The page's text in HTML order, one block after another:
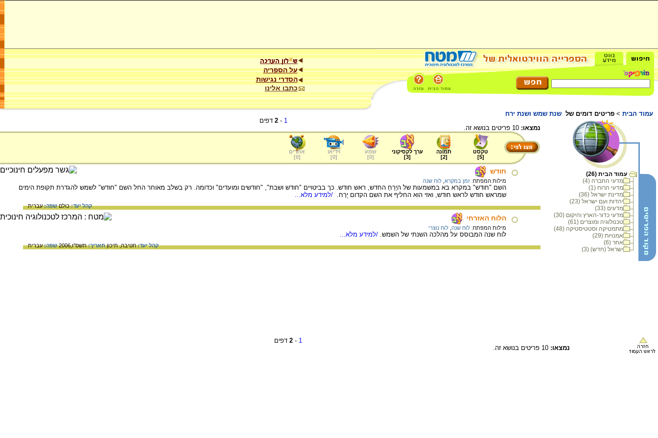
על הספריה
הסדרי נגישות
כתבו אלינו
עמוד הבית > פריטים דומים של שנת שמש ושנת ירח
עמוד הבית (26)
מדעי החברה (4)
מדעי הרוח (1)
מדינת ישראל (36)
יהדות ועם ישראל (23)
מדעים (33)
מדעי כדור-הארץ והיקום (30)
טכנולוגיה ומוצרים (61)
מתמטיקה וסטטיסטיקה (48)
אמנויות (29)
אחר (6)
ישראל (חדש) (3)
1
-
2 דפים
נמצאו:
טקסט
[
5
]
תמונה
[
2
]
ערך לקסיקוני
[
3
]
שמע
[
0
]
וידיאו
[
0
]
אתרים
[
0
]
חודש
מילות המפתח: זמן במקרא לוח שנה
השם "חודש" במקרא בא במשמעות של היָרֵחַ החדש, ראש חודש. כך בביטויים "חודש ושבת", "חודשים ומועדים" וכדומה. רק בשלב מאוחר החל השם "חודש" לשמש להגדרת תקופת הימים
שמראש חודש לראש חודש, ואזי הוא החליף את השם הקדום יֶרַח. /למידע מלא...
קהל יעד:כולםשפה:עברית
הלוח האזרחי
מילות המפתח: לוח שנה לוח נוצרי
לוח שנה המבוסס על מהלכה השנתי של השמש. /למידע מלא...
קהל יעד:חטיבה,תיכוןתאריך:תשס"ו,2006 שפה:עברית
1
-
2 דפים
נמצאו: